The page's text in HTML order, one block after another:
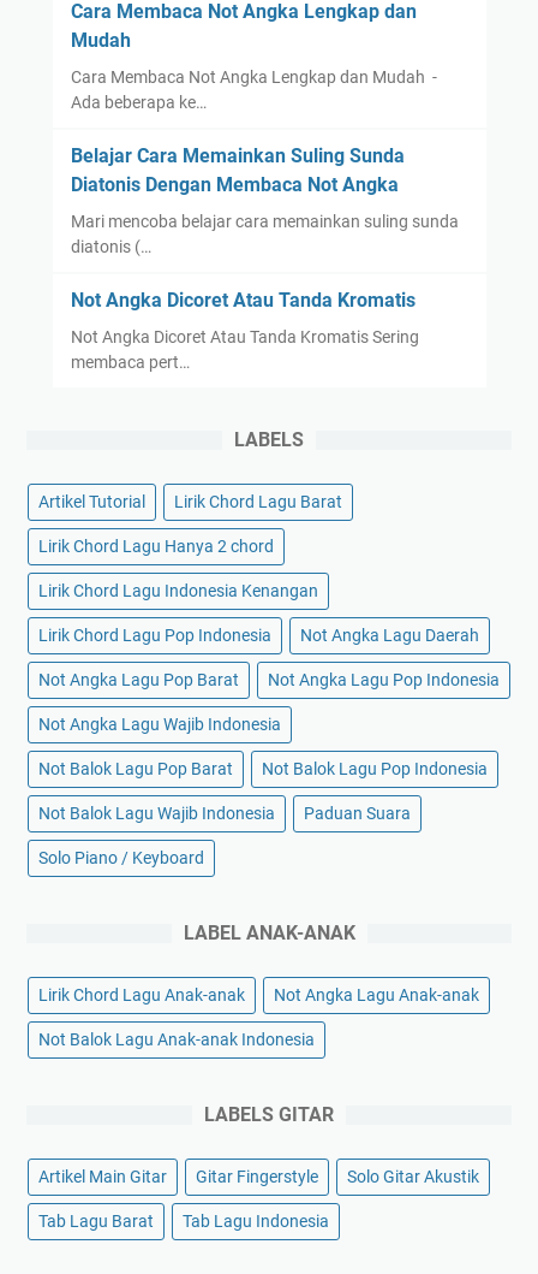
Cara Membaca Not Angka Lengkap dan
Mudah
Cara Membaca Not Angka Lengkap dan Mudah -
Ada beberapa ke…
Belajar Cara Memainkan Suling Sunda
Diatonis Dengan Membaca Not Angka
Mari mencoba belajar cara memainkan suling sunda
diatonis (…
Not Angka Dicoret Atau Tanda Kromatis
Not Angka Dicoret Atau Tanda Kromatis Sering
membaca pert…
LABELS
Artikel Tutorial Lirik Chord Lagu Barat
Lirik Chord Lagu Hanya 2 chord
Lirik Chord Lagu Indonesia Kenangan
Lirik Chord Lagu Pop Indonesia Not Angka Lagu Daerah
Not Angka Lagu Pop Barat Not Angka Lagu Pop Indonesia
Not Angka Lagu Wajib Indonesia
Not Balok Lagu Pop Barat Not Balok Lagu Pop Indonesia
Not Balok Lagu Wajib Indonesia Paduan Suara
Solo Piano / Keyboard
LABEL ANAK-ANAK
Lirik Chord Lagu Anak-anak Not Angka Lagu Anak-anak
Not Balok Lagu Anak-anak Indonesia
LABELS GITAR
Artikel Main Gitar Gitar Fingerstyle Solo Gitar Akustik
Tab Lagu Barat Tab Lagu Indonesia